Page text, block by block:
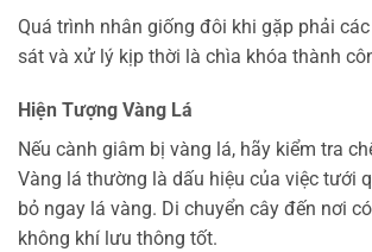
Quá trình nhân giống đôi khi gặp phải
sát và xử lý kịp thời là chìa khóa thành
Hiện Tượng Vàng Lá
Nếu cành giâm bị vàng lá, hãy kiểm tra
Vàng lá thường là dấu hiệu của việc tưới
bỏ ngay lá vàng. Di chuyển cây đến nơi
không khí lưu thông tốt.